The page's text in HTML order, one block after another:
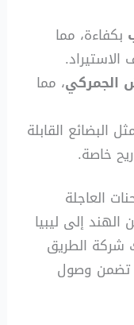
بكفاءة، مما
الجمركي، مما
البضائع القابلة
خاصة.
العاجلة
إلى ليبيا
شركة الطريق
تضمن وصول